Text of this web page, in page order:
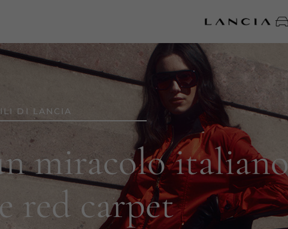
DI LANCIA
miracolo italiano
red carpet